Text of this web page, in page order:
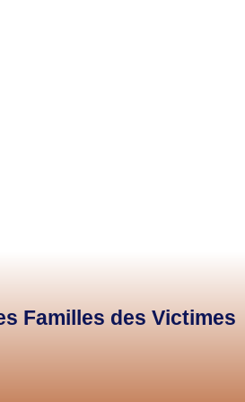
Familles des Victimes